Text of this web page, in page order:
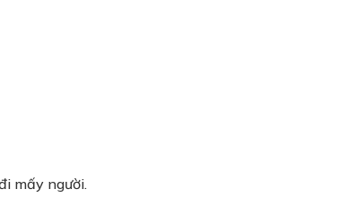
mấy người.